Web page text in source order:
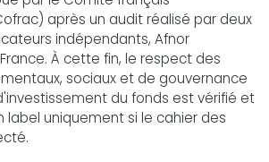
après un audit réalisé par deux
indépendants, Afnor
À cette fin, le respect des
sociaux et de gouvernance
du fonds est vérifié et
label uniquement si le cahier des